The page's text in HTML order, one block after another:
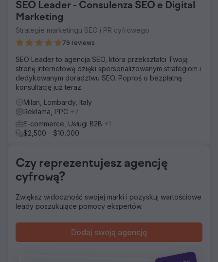
wynikach wyszukiwania, ruch organiczny w
wyszukiwarkach był znikomy, a treści na Instagramie nie
generowały żadnych zapytań. Rosnące koszty reklam
Google i meta reklam obniżały marże, brakowało
optymalizacji współczynnika konwersji w lejkach
mechanizmem generowania popytu. Potrzebowali agencji
marketingu cyfrowego, która mogłaby budować
długoterminowe SEO i media społecznościowe.
Firma Elatre zrealizowała kompleksowy program
marketingu cyfrowego. Nasz zespół SEO stworzył landing
page'e skoncentrowane na destynacji, treści blogowe
oparte na intencjach, architekturę linków wewnętrznych
kampanie reklamowe na Instagramie i meta-reklam,
dodając warstwowanie odbiorców, niestandardowe rolki
wideo i materiały promocyjne z rekomendacjami,
współczynnika konwersji w formularzach rezerwacji,
zintegrowaliśmy pozyskiwanie leadów z CRM i
W ciągu 7 miesięcy marka przeszła ze 100% płatnych
akwizycji do 70% rezerwacji organicznych dzięki SEO i
marketingowi treści. Strony docelowe SEO zajęły
SEO Leader - Consulenza SEO e Digital
Marketing
Strategie marketingu SEO i PR cyfrowego
76 reviews
SEO Leader to agencja SEO, która przekształci Twoją
stronę internetową dzięki spersonalizowanym strategiom i
dedykowanym doradztwu SEO. Poproś o bezpłatną
konsultację już teraz.
Milan, Lombardy, Italy
Reklama, PPC +7
E-commerce, Usługi B2B +1
$2,500 - $10,000
Czy reprezentujesz agencję
cyfrową?
Zwiększ widoczność swojej marki i pozyskuj wartościowe
leady poszukujące pomocy ekspertów.
Dodaj swoją agencję